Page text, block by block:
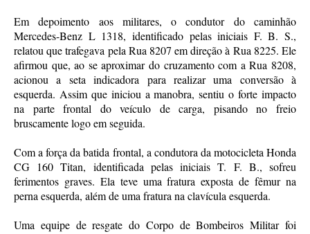
Em depoimento aos militares, o condutor do caminhão
Mercedes-Benz L 1318, identificado pelas iniciais F. B. S.,
relatou que trafegava pela Rua 8207 em direção à Rua 8225. Ele
afirmou que, ao se aproximar do cruzamento com a Rua 8208,
acionou a seta indicadora para realizar uma conversão à
esquerda. Assim que iniciou a manobra, sentiu o forte impacto
na parte frontal do veículo de carga, pisando no freio
bruscamente logo em seguida.
Com a força da batida frontal, a condutora da motocicleta Honda
CG 160 Titan, identificada pelas iniciais T. F. B., sofreu
ferimentos graves. Ela teve uma fratura exposta de fêmur na
perna esquerda, além de uma fratura na clavícula esquerda.
Uma equipe de resgate do Corpo de Bombeiros Militar foi